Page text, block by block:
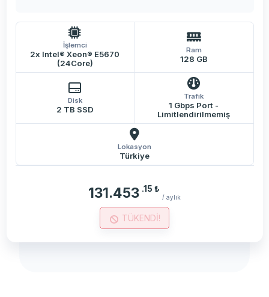
İşlemci
2x Intel® Xeon® E5670
(24Core)
Ram
128 GB
Disk
2 TB SSD
Trafik
1 Gbps Port -
Limitlendirilmemiş
Lokasyon
Türkiye
131.453 .15 ₺
/ aylık
TÜKENDİ!